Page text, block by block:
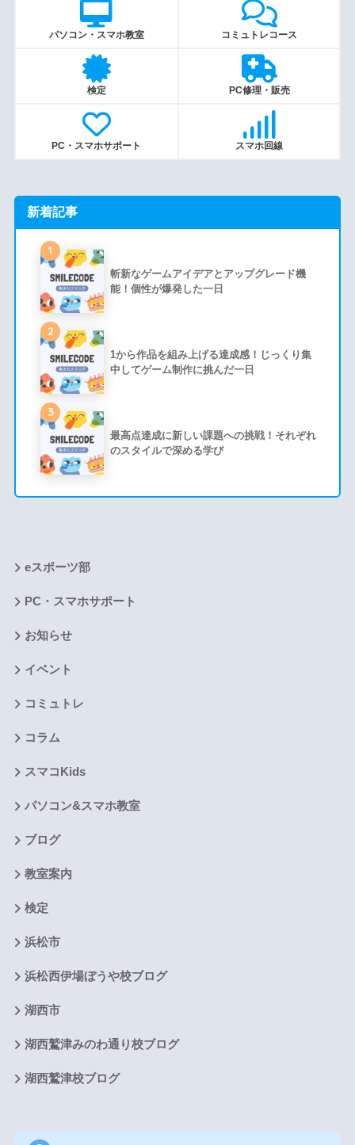
パソコン・スマホ教室 コミュトレコース
検定 PC修理・販売
PC・スマホサポート スマホ回線
新着記事
1
斬新なゲームアイデアとアップグレード機
能！個性が爆発した一日
2
1から作品を組み上げる達成感！じっくり集
中してゲーム制作に挑んだ一日
3
最高点達成に新しい課題への挑戦！それぞれ
のスタイルで深める学び
eスポーツ部
PC・スマホサポート
お知らせ
イベント
コミュトレ
コラム
スマコKids
パソコン&スマホ教室
ブログ
教室案内
検定
浜松市
浜松西伊場ぼうや校ブログ
湖西市
湖西鷲津みのわ通り校ブログ
湖西鷲津校ブログ